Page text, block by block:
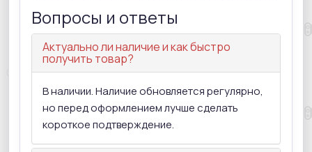
Вопросы и ответы
Актуально ли наличие и как быстро
получить товар?
В наличии. Наличие обновляется регулярно,
но перед оформлением лучше сделать
короткое подтверждение.